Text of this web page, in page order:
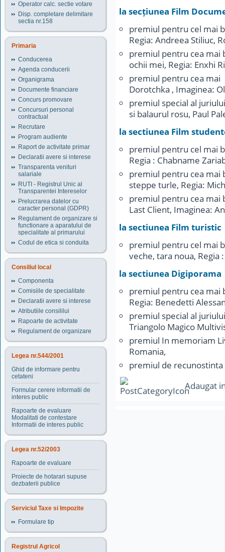
Operator calc. sectie votare
Disp. completare delimitare
sectia nr.158
Primaria
Conducerea
Agenda conducerii
Organigrama
Documente financiare
Concurs promovare
Concursuri personal
contractual
Recrutare
Program audiente
Raport de activitate primar
Declaratii avere si interese
Transparenta venituri
salariale
RUTI - Registrul Unic al
Transparentei Intereselor
Prelucrarea datelor cu
caracter personal (GDPR)
Regulament de organizare si
functionare a aparatului de
specialitate al primarului
Codul de etica si conduita
Consiliul local
Componenta
Comisiile de specialitate
Declaratii avere si interese
Atributiile consililui
Rapoarte de activitate
Regulament de organizare
Legea nr.544/2001
Ghid de informare pentru
cetateni
Formular cerere informatii de
interes public
Rapoarte de evaluare
Modalitati de contestare
Informatii de interes public
Legea nr.52/2003
Rapoarte de evaluare
Proiecte de hotarari supuse
dezbaterii publice
Serviciul Taxe si Impozite
Formulare tip
Registrul Agricol
la secțiunea Film
premiul pentru cel mai
Regia: Andreea Stiliuc,
premiul pentru cea mai
ochii mei, Regia: Enxhi
premiul pentru cea mai
Dorotchka , Imaginea:
premiul special al
si balaurul rosu, Paul
la sectiunea Film
premiul pentru cel mai
Regia : Chabname
premiul pentru cea mai
steppe turle, Regia:
premiul pentru cea mai
Last Client, Imaginea:
la sectiunea Film turistic
premiul pentru cel mai
veche, tara noua, Regia
la sectiunea Digiporama
premiul pentru cea mai
Regia: Benedetti
premiul special al
Triangolo Magico
premiul In memoriam
Romania,
premiul de
Adaugat